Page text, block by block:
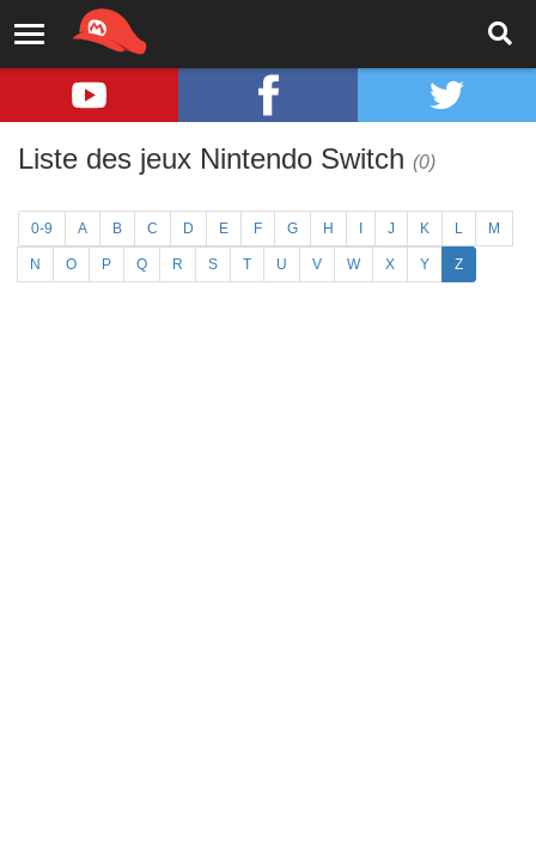
Liste des jeux Nintendo Switch (0)
0-9 A B C D E F G H J K L M
N O P Q R S T U V W X Y Z